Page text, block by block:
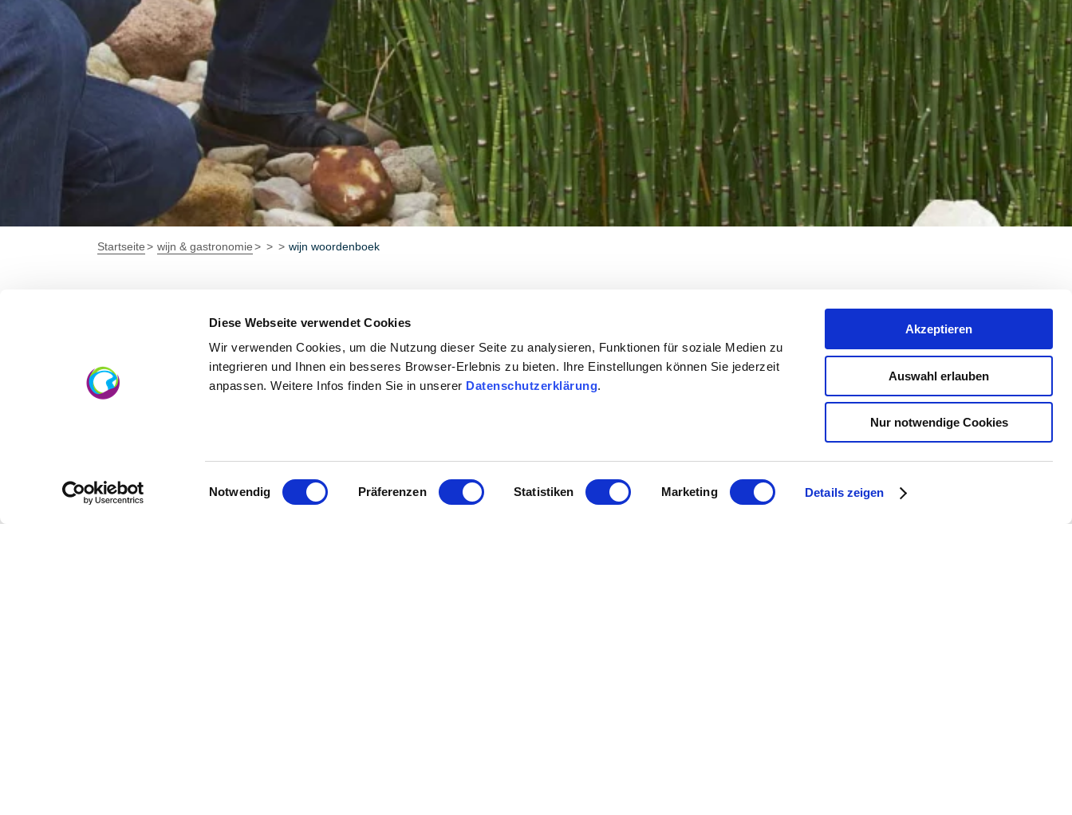
Diese Webseite verwendet Cookies
Wir verwenden Cookies, um die Nutzung dieser Seite zu analysieren, Funktionen für soziale Medien zu
integrieren und Ihnen ein besseres Browser-Erlebnis zu bieten. Ihre Einstellungen können Sie jederzeit
anpassen. Weitere Infos finden Sie in unserer Datenschutzerklärung.
Einwilligungsauswahl
Notwendig Präferenzen Statistiken Marketing Details zeigen
Akzeptieren
Auswahl erlauben
Nur notwendige Cookies
Startseite wijn & gastronomie wijn woordenboek
Ambassadeurs van cultuur en wijn
De cultuur- en wijnambassadeurs zijn in de Moezel, Nahe, Palts en Rheinhessen. Ze laten je de verschillende wijnbouwgebieden zien. De cultuur-
en wijnambassadeurs leiden je buiten de gebaande paden en hebben altijd een insider tip in hun mouw.